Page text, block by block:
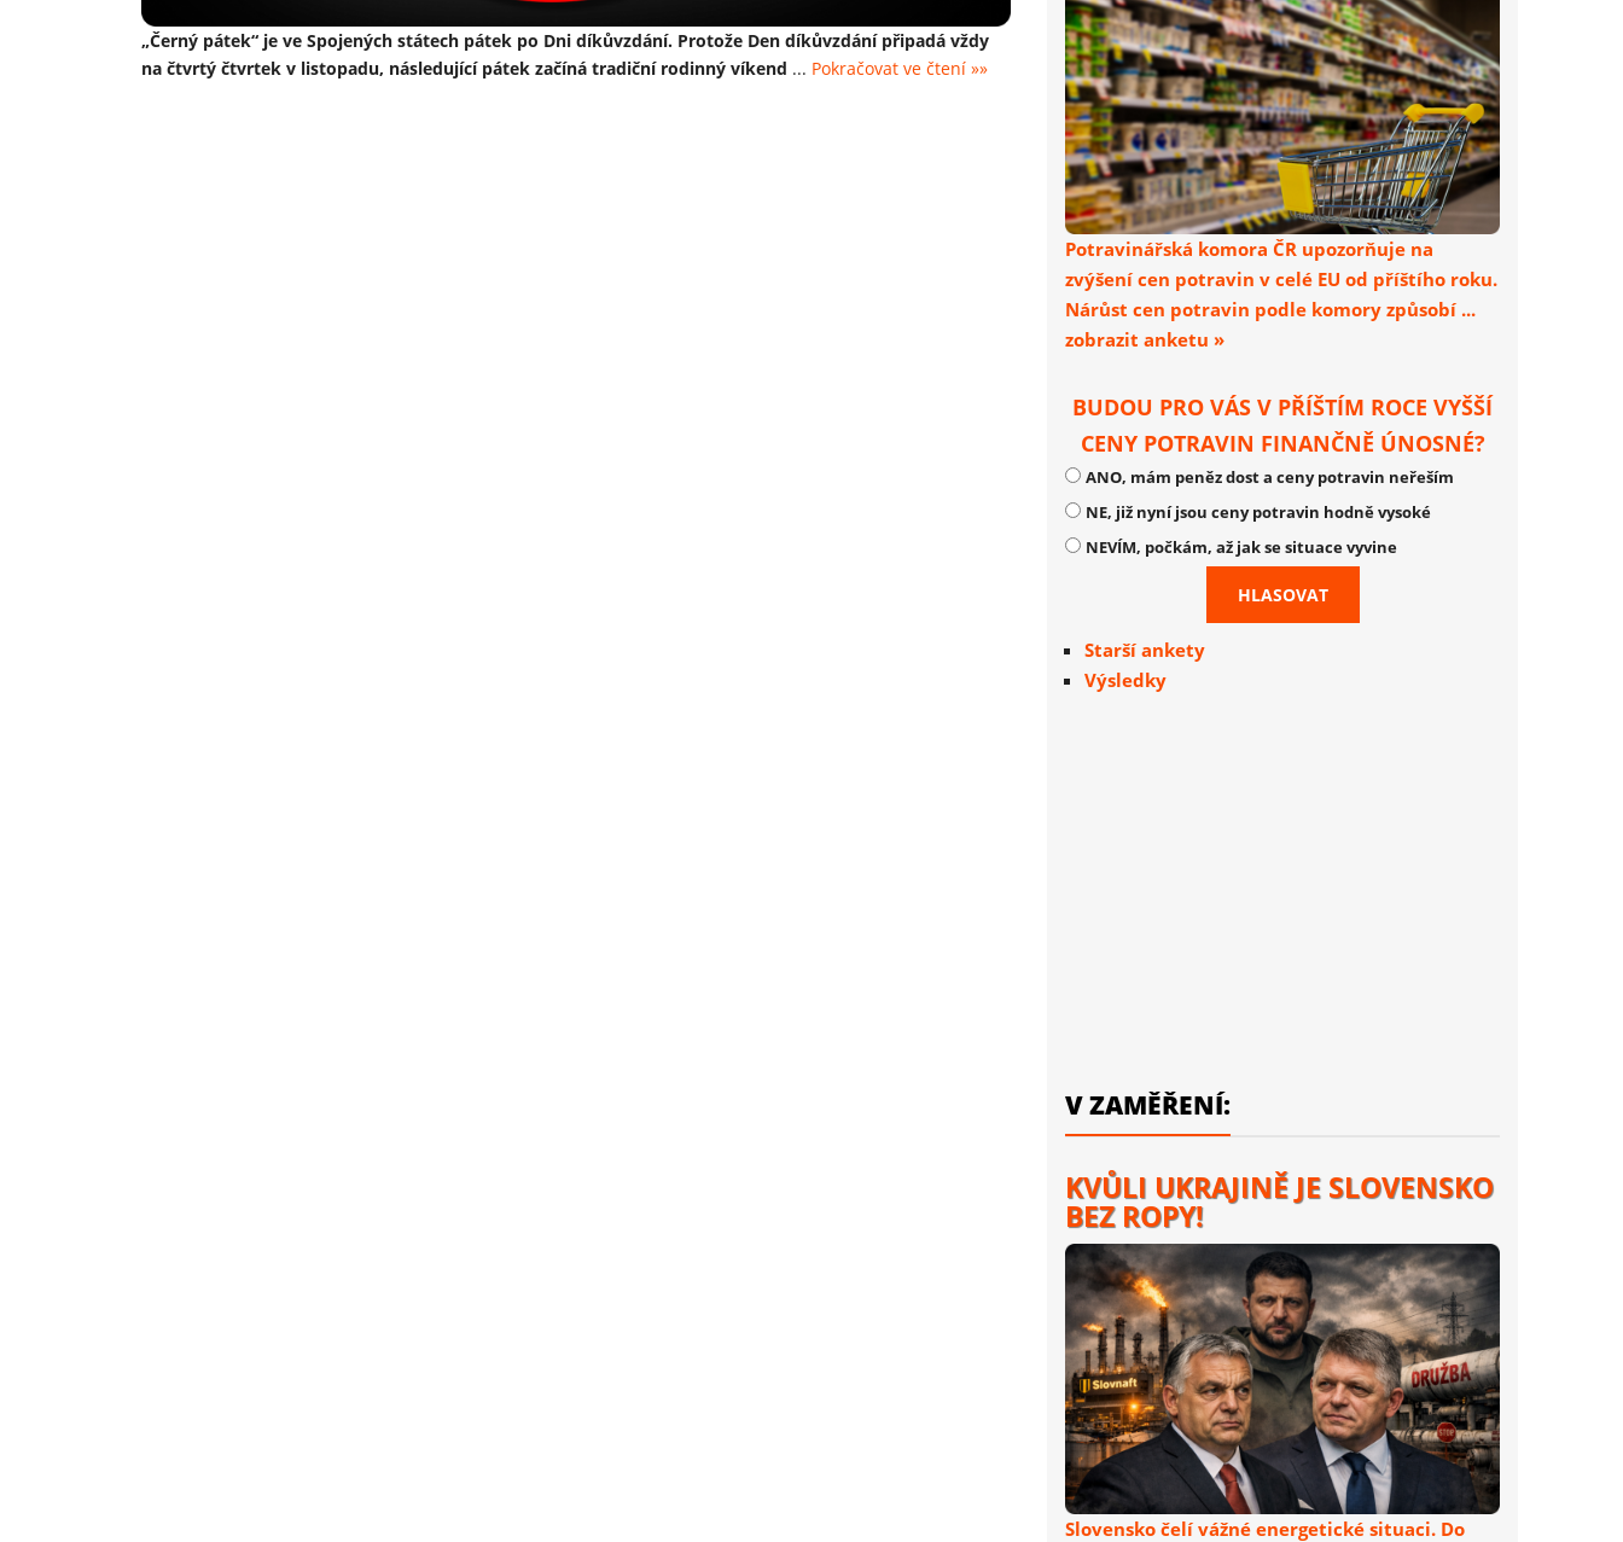
„Černý pátek“ je ve Spojených státech pátek po Dni díkůvzdání. Protože Den díkůvzdání připadá vždy
na čtvrtý čtvrtek v listopadu, následující pátek začíná tradiční rodinný víkend ... Pokračovat ve čtení »»
Potravinářská komora ČR upozorňuje na
zvýšení cen potravin v celé EU od příštího roku.
Nárůst cen potravin podle komory způsobí ...
zobrazit anketu »
BUDOU PRO VÁS V PŘÍŠTÍM ROCE VYŠŠÍ
CENY POTRAVIN FINANČNĚ ÚNOSNÉ?
ANO, mám peněz dost a ceny potravin neřeším
NE, již nyní jsou ceny potravin hodně vysoké
NEVÍM, počkám, až jak se situace vyvine
Starší ankety
Výsledky
V ZAMĚŘENÍ:
KVŮLI UKRAJINĚ JE SLOVENSKO
BEZ ROPY!
Slovensko čelí vážné energetické situaci. Do